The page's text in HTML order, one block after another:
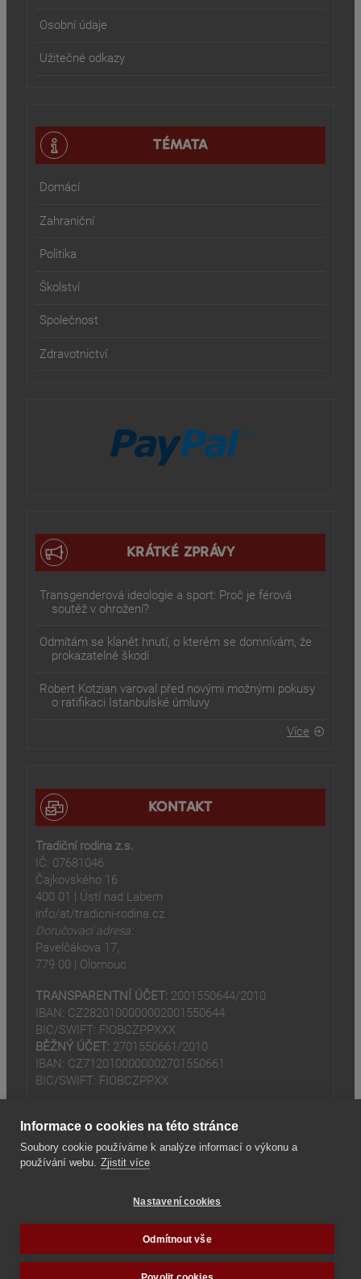
Osobní údaje
Užitečné odkazy
TÉMATA
Domácí
Zahraniční
Politika
Školství
Společnost
Zdravotnictví
KRÁTKÉ ZPRÁVY
Transgenderová ideologie a sport: Proč je férová
soutěž v ohrožení?
Odmítám se klanět hnutí, o kterém se domnívám, že
prokazatelně škodí
Robert Kotzian varoval před novými možnými pokusy
o ratifikaci Istanbulské úmluvy
Více
KONTAKT
Tradiční rodina z.s.
IČ: 07681046
Čajkovského 16
400 01 | Ústí nad Labem
info/at/tradicni-rodina.cz
Doručovací adresa:
Pavelčákova 17,
779 00 | Olomouc
TRANSPARENTNÍ ÚČET: 2001550644/2010
IBAN: CZ2820100000002001550644
BIC/SWIFT: FIOBCZPPXXX
BĚŽNÝ ÚČET: 2701550661/2010
IBAN: CZ7120100000002701550661
BIC/SWIFT: FIOBCZPPXX
Seznam odkazů
(odkaz je externí)
Informace o cookies na této stránce
Soubory cookie používáme k analýze informací o výkonu a
používání webu. Zjistit více
Nastavení cookies
Odmítnout vše